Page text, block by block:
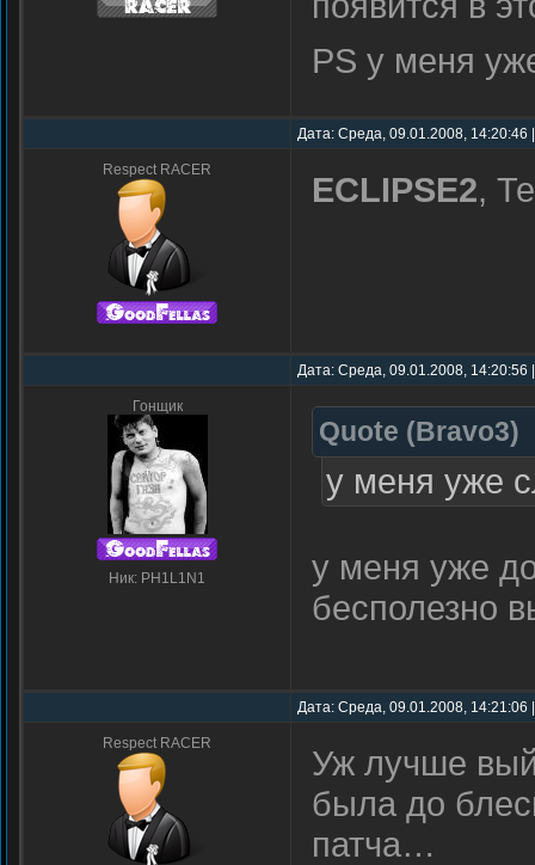
PS у меня
Дата: Среда, 09.01.2008,
Respect RACER ECLIPSE2,
Дата: Среда, 09.01.2008,
Гонщик
Ник: PH1L1N1
Quote (Bravo3)
у меня уже
у меня уже
бесполезно
Дата: Среда, 09.01.2008,
Respect RACER
Уж лучше
была до
патча…